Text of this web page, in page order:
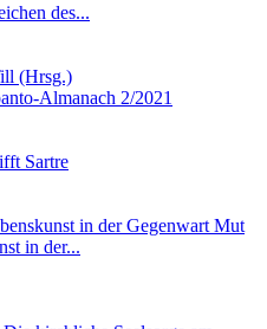
des...
(Hrsg.)
Almanach 2/2021
Sartre
Mut
in der...